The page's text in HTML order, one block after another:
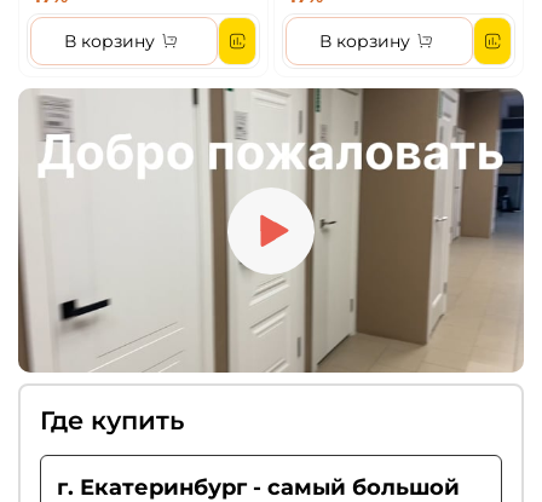
В корзину В корзину
Где купить
г. Екатеринбург - самый большой